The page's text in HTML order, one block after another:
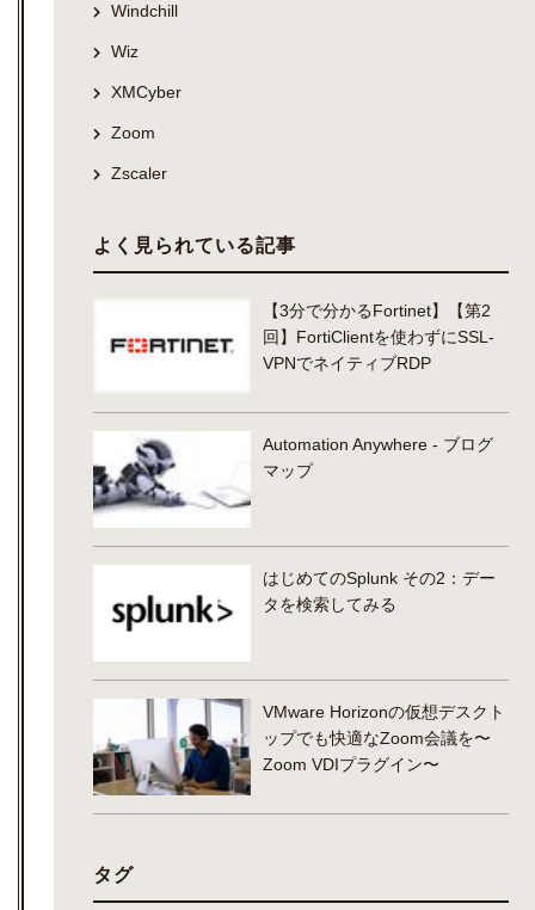
Windchill
Wiz
XMCyber
Zoom
Zscaler
よく見られている記事
【3分で分かるFortinet】【第2
回】FortiClientを使わずにSSL-
VPNでネイティブRDP
Automation Anywhere - ブログ
マップ
はじめてのSplunk その2：デー
タを検索してみる
VMware Horizonの仮想デスクト
ップでも快適なZoom会議を〜
Zoom VDIプラグイン〜
タグ